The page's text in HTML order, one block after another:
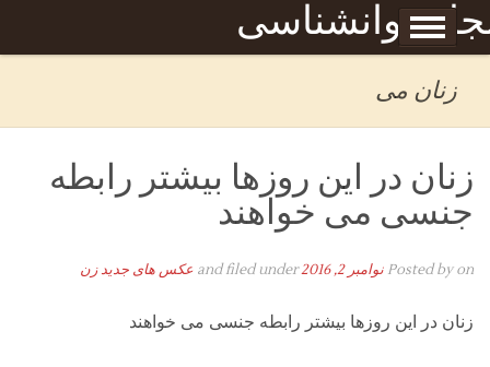
روانشناسی
Skip to content
برگه نمونه
زنان می
زنان در این روزها بیشتر رابطه
جنسی می خواهند
Posted byon نوامبر 2, 2016 and filed under عکس های جدید زن
زنان در این روزها بیشتر رابطه جنسی می خواهند